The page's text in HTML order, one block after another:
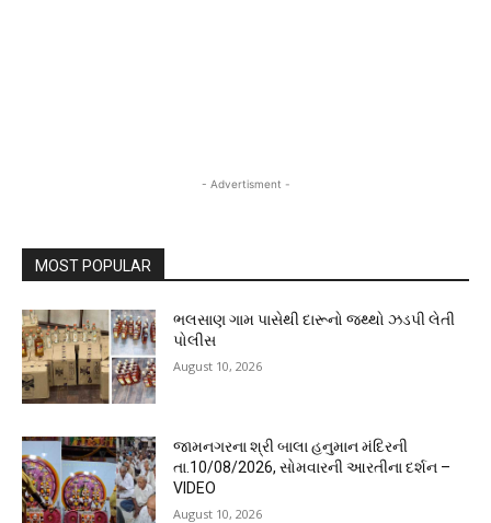
- Advertisment -
MOST POPULAR
ભલસાણ ગામ પાસેથી દારૂનો જથ્થો ઝડપી લેતી
પોલીસ
August 10, 2026
જામનગરના શ્રી બાલા હનુમાન મંદિરની
તા.10/08/2026, સોમવારની આરતીના દર્શન –
VIDEO
August 10, 2026